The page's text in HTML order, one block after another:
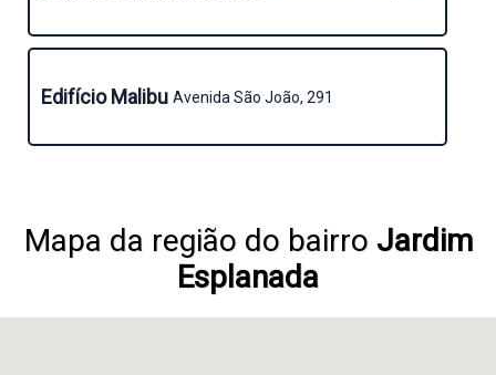
Edifício Malibu Avenida São João, 291
Mapa da região do bairro Jardim
Esplanada